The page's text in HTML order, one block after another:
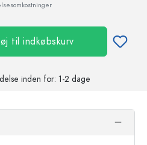
til indkøbskurv
inden for: 1-2 dage